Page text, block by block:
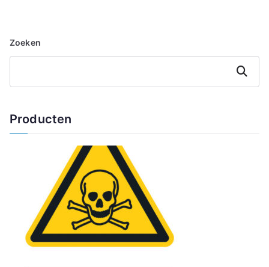
Zoeken
Zoeken
Producten